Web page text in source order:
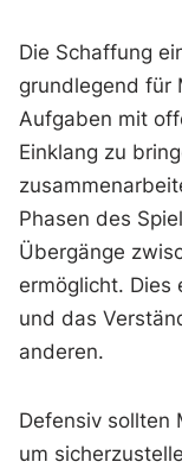
Die Schaffung
grundlegend für
Aufgaben mit
Einklang zu
Phasen des
Übergänge
ermöglicht. Dies
und das
anderen.
Defensiv sollten
um